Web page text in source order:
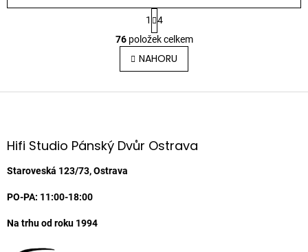
O
v
l
á
p
r
S
t
r
á
n
k
v
1
4
76položek celkem
NAHORU
Z
aHifi Studio Pánský Dvůr Ostrava
Staroveská 123/73, Ostrava
PO-PA: 11:00-18:00
Na trhu od roku 1994